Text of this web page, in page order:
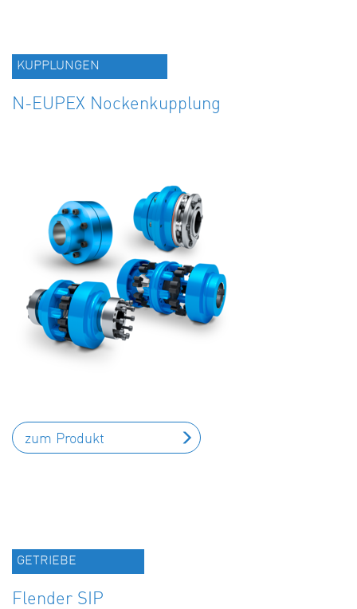
KUPPLUNGEN
N-EUPEX Nockenkupplung
zum Produkt
GETRIEBE
Flender SIP